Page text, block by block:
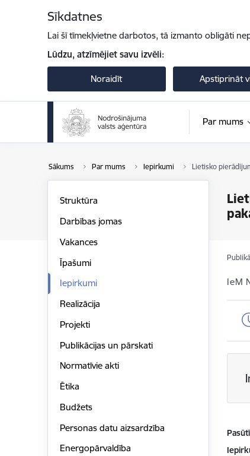
Sīkdatnes
Lai šī tīmekļvietne darbotos, tā izmanto obligāti
Lūdzu, atzīmējiet savu izvēli:
Noraidīt Apstiprināt
Par mums
Sākums Par mums Iepirkumi Lietisko
Struktūra
Darbības jomas
Vakances
Īpašumi
Iepirkumi
Realizācija
Projekti
Publikācijas un pārskati
Normatīvie akti
Ētika
Budžets
Personas datu aizsardzība
Energopārvaldība
IeM